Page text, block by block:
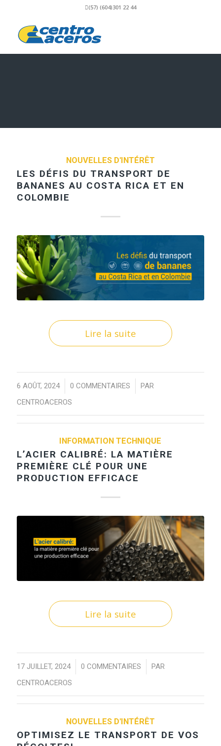
(57) (604)301 22 44
NOUVELLES D'INTÉRÊT
LES DÉFIS DU TRANSPORT DE
BANANES AU COSTA RICA ET EN
COLOMBIE
Lire la suite
6 AOÛT, 2024 0 COMMENTAIRES
/
PAR
CENTROACEROS
INFORMATION TECHNIQUE
L’ACIER CALIBRÉ: LA MATIÈRE
PREMIÈRE CLÉ POUR UNE
PRODUCTION EFFICACE
Lire la suite
17 JUILLET, 2024 0 COMMENTAIRES
/
PAR
CENTROACEROS
NOUVELLES D'INTÉRÊT
OPTIMISEZ LE TRANSPORT DE VOS